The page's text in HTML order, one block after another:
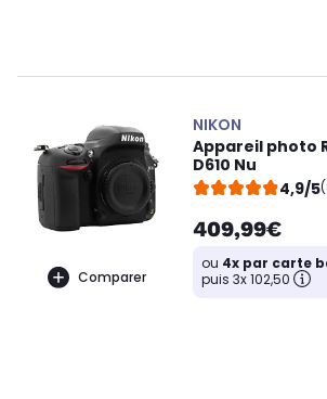
Comparer
NIKON
Appareil photo
D610 Nu
4,9/5
409,99€
ou 4x par carte
puis 3x 102,50